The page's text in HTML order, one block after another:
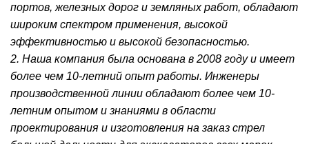
портов, железных дорог и земляных работ, обладают
широким спектром применения, высокой
эффективностью и высокой безопасностью.
2. Наша компания была основана в 2008 году и имеет
более чем 10-летний опыт работы. Инженеры
производственной линии обладают более чем 10-
летним опытом и знаниями в области
проектирования и изготовления на заказ стрел